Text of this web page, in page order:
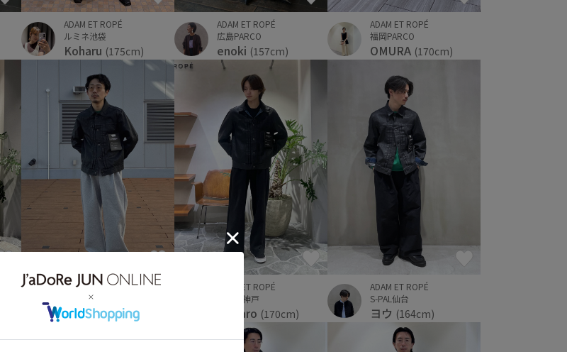
ADAM ET ROPÉ
ルミネ池袋
Koharu (175cm)
ADAM ET ROPÉ
広島PARCO
enoki (157cm)
ADAM ET ROPÉ
福岡PARCO
OMURA (170cm)
ADAM ET ROPÉ
ミント神戸
ふかのき(172cm)
ADAM ET ROPÉ
ミント神戸
ryotaro (170cm)
ADAM ET ROPÉ
S-PAL仙台
ヨウ (164cm)